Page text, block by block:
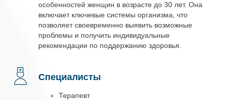
особенностей женщин в возрасте до 30 лет. Она
включает ключевые системы организма, что
позволяет своевременно выявить возможные
проблемы и получить индивидуальные
рекомендации по поддержанию здоровья.
Специалисты
Терапевт